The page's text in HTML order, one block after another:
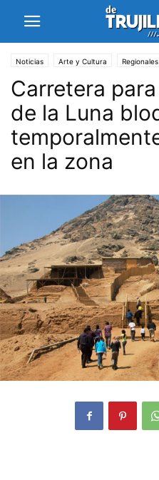
Noticias Arte y Cultura Regionales
Carretera
de la Luna
en la zona